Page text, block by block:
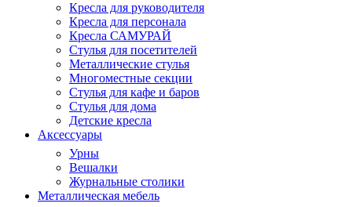
Кресла для руководителя
Кресла для персонала
Кресла САМУРАЙ
Стулья для посетителей
Металлические стулья
Многоместные секции
Стулья для кафе и баров
Стулья для дома
Детские кресла
Аксессуары
Урны
Вешалки
Журнальные столики
Металлическая мебель